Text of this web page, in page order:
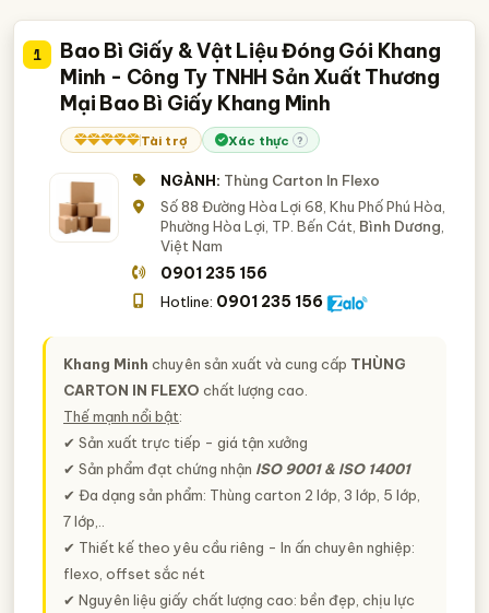
1
Bao Bì Giấy & Vật Liệu Đóng Gói Khang
Minh - Công Ty TNHH Sản Xuất Thương
Mại Bao Bì Giấy Khang Minh
Tài trợ Xác thực ?
NGÀNH: Thùng Carton In Flexo
Số 88 Đường Hòa Lợi 68, Khu Phố Phú Hòa,
Phường Hòa Lợi, TP. Bến Cát, Bình Dương
Việt Nam
0901 235 156
Hotline: 0901 235 156
Khang Minh chuyên sản xuất và cung cấp THÙNG
CARTON IN FLEXO chất lượng cao.
Thế mạnh nổi bật:
✔ Sản xuất trực tiếp - giá tận xưởng
✔ Sản phẩm đạt chứng nhận ISO 9001 & ISO 14001
✔ Đa dạng sản phẩm: Thùng carton 2 lớp, 3 lớp, 5 lớp,
7 lớp,..
✔ Thiết kế theo yêu cầu riêng - In ấn chuyên nghiệp:
flexo, offset sắc nét
✔ Nguyên liệu giấy chất lượng cao: bền đẹp, chịu lực